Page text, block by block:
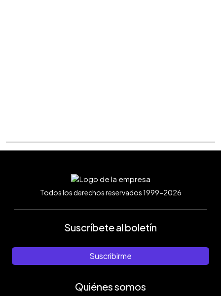
Todos los derechos reservados 1999-2026
Suscríbete al boletín
Suscribirme
Quiénes somos